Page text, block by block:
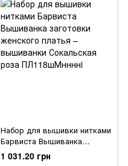
Набор для вышивки нитками
Барвиста Вышиванка
заготовки женского платья –
вышиванки Сокальская роза
1 031.20 грн